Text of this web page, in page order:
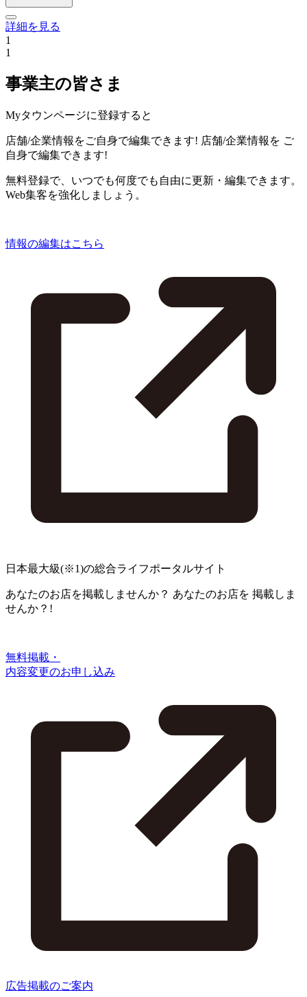
詳細を見る
1
1
事業主の皆さま
Myタウンページに登録すると
店舗/企業情報をご自身で編集できます! 店舗/企業情報を ご
自身で編集できます!
無料登録で、いつでも何度でも自由に更新・編集できます。
Web集客を強化しましょう。
情報の編集はこちら
日本最大級(※1)の総合ライフポータルサイト
あなたのお店を掲載しませんか？ あなたのお店を 掲載しま
せんか？!
無料掲載・
内容変更のお申し込み
広告掲載のご案内